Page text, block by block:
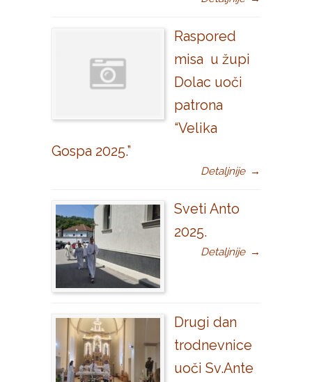
Raspored
misa u župi
Dolac uoči
patrona
“Velika
Gospa 2025.”
Detaljnije →
Sveti Anto
2025.
Detaljnije →
Drugi dan
trodnevnice
uoči Sv.Ante